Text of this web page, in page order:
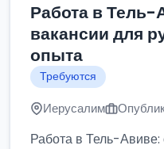
Работа в Тель-
вакансии для
опыта
Требуются
Иерусалим
Работа в Тель-